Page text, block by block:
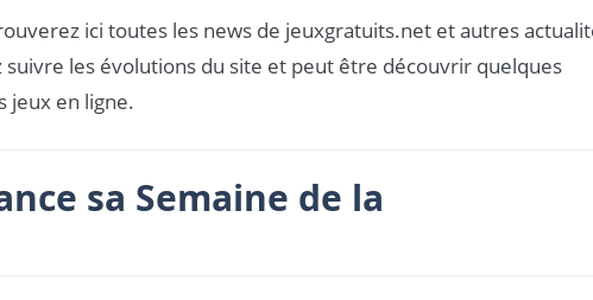
ici toutes les news de jeuxgratuits.net et autres
les évolutions du site et peut être découvrir quelques
jeux en ligne.
sa Semaine de la